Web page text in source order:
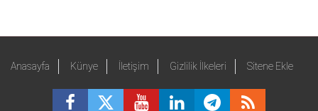
Anasayfa Künye İletişim Gizlilik İlkeleri Sitene Ekle